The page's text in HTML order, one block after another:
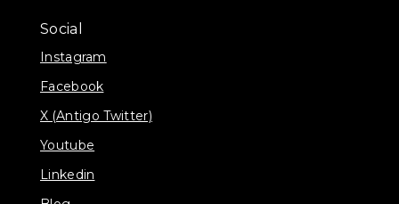
Social
Instagram
Facebook
X (Antigo Twitter)
Youtube
Linkedin